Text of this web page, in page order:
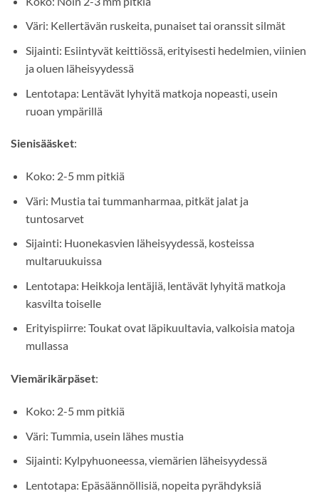
Väri: Kellertävän ruskeita, punaiset tai oranssit silmät
Sijainti: Esiintyvät keittiössä, erityisesti hedelmien, viinien
ja oluen läheisyydessä
Lentotapa: Lentävät lyhyitä matkoja nopeasti, usein
ruoan ympärillä
Sienisääsket:
Koko: 2-5 mm pitkiä
Väri: Mustia tai tummanharmaa, pitkät jalat ja
tuntosarvet
Sijainti: Huonekasvien läheisyydessä, kosteissa
multaruukuissa
Lentotapa: Heikkoja lentäjiä, lentävät lyhyitä matkoja
kasvilta toiselle
Erityispiirre: Toukat ovat läpikuultavia, valkoisia matoja
mullassa
Viemärikärpäset:
Koko: 2-5 mm pitkiä
Väri: Tummia, usein lähes mustia
Sijainti: Kylpyhuoneessa, viemärien läheisyydessä
Lentotapa: Epäsäännöllisiä, nopeita pyrähdyksiä